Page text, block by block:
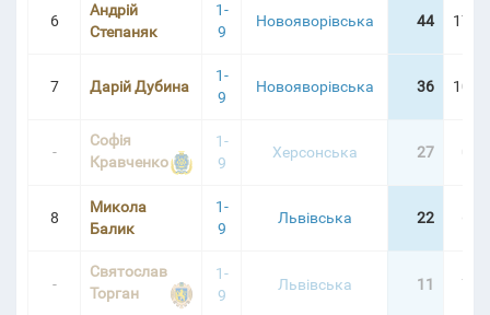
6
Андрій
Степаняк
1-
9
Новояворівська 44
7 Дарій Дубина
1-
9
Новояворівська 36
-
Софія
Кравченко
1-
9
Херсонська 27
8
Микола
Балик
1-
9
Львівська 22
-
Святослав
Торган
1-
9
Львівська 11